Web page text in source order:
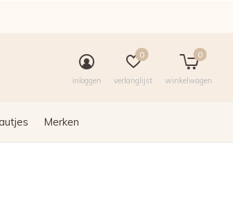
Merken
inloggen verlanglijst
0
winkelwagen
0